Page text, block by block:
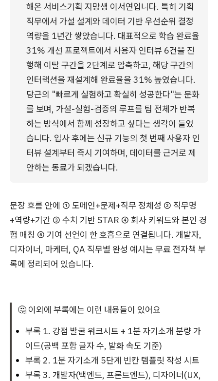
해온 서비스기획 지망생 이서연입니다. 특히 기획
직무에서 가설 설계와 데이터 기반 우선순위 결정
역량을 1년간 쌓았습니다. 대표적으로 학습 완료율
31% 개선 프로젝트에서 사용자 인터뷰 6건을 진
행해 이탈 구간을 2단계로 압축하고, 해당 구간의
인터랙션을 재설계해 완료율을 31% 높였습니다.
당근의 "빠르게 실험하고 확실히 성공한다"는 문화
를 보며, 가설-실험-검증의 루프를 팀 전체가 반복
하는 방식에서 함께 성장하고 싶다는 생각이 들었
습니다. 입사 후에는 신규 기능의 첫 번째 사용자 인
터뷰 설계부터 즉시 기여하며, 데이터를 근거로 제
안하는 동료가 되겠습니다.
문장 흐름 안에 ① 도메인+문제+직무 정체성 ② 직무명
+역량+기간 ③ 수치 기반 STAR ④ 회사 키워드와 본인 경
험 매칭 ⑤ 기여 선언이 한 호흡으로 연결됩니다. 개발자,
디자이너, 마케터, QA 직무별 완성 예시는 무료 전자책 부
록에 정리되어 있습니다.
🤔 이외에 부록에는 이런 내용들이 있어요
부록 1. 강점 발굴 워크시트 + 1분 자기소개 분량 가
이드(공백 포함 글자 수, 발화 속도 기준)
부록 2. 1분 자기소개 5단계 빈칸 템플릿 작성 시트
부록 3. 개발자(백엔드, 프론트엔드), 디자이너(UX,